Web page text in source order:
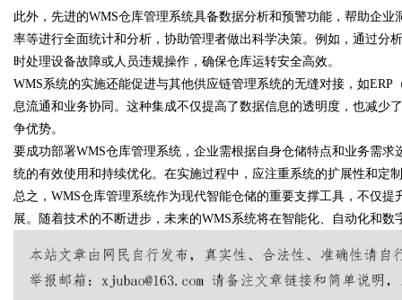
!
Bo
此外，先进的WMS仓库管理系统具备数据分析和预警功能，帮助企
率等进行全面统计和分析，协助管理者做出科学决策。例如，通过分
时处理设备故障或人员违规操作，确保仓库运转安全高效。
WMS系统的实施还能促进与其他供应链管理系统的无缝对接，如
息流通和业务协同。这种集成不仅提高了数据信息的透明度，也减少
争优势。
要成功部署WMS仓库管理系统，企业需根据自身仓储特点和业务需
统的有效使用和持续优化。在实施过程中，应注重系统的扩展性和定
总之，WMS仓库管理系统作为现代智能仓储的重要支撑工具，不仅
展。随着技术的不断进步，未来的WMS系统将在智能化、自动化和